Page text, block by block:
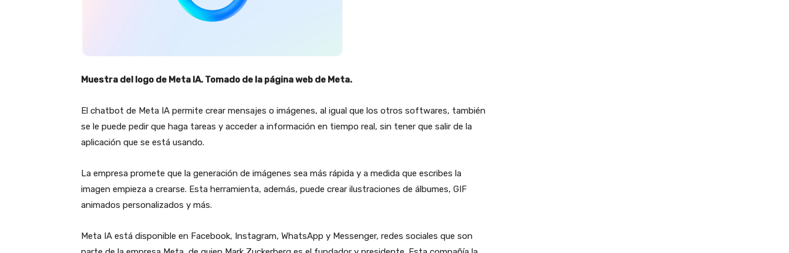
Muestra del logo de Meta IA. Tomado de la página web de Meta.
El chatbot de Meta IA permite crear mensajes o imágenes, al igual que los otros softwares, también
se le puede pedir que haga tareas y acceder a información en tiempo real, sin tener que salir de la
aplicación que se está usando.
La empresa promete que la generación de imágenes sea más rápida y a medida que escribes la
imagen empieza a crearse. Esta herramienta, además, puede crear ilustraciones de álbumes, GIF
animados personalizados y más.
Meta IA está disponible en Facebook, Instagram, WhatsApp y Messenger, redes sociales que son